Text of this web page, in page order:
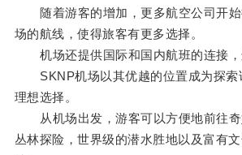
随着游客的增加，更多航空公司开始
场的航线，使得旅客有更多选择。
机场还提供国际和国内航班的连接，
SKNP机场以其优越的位置成为探索
理想选择。
从机场出发，游客可以方便地前往奇
丛林探险，世界级的潜水胜地以及富有